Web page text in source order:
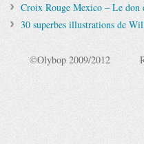
Croix Rouge Mexico – Le don
30 superbes illustrations de
©Olybop 2009/2012